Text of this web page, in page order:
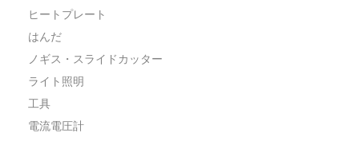
工具
電流電圧計
シリンジ・シリンダ
量り
ヒートプレート
はんだ
ノギス・スライドカッター
ライト照明
工具
電流電圧計